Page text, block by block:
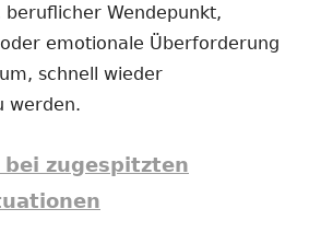
beruflicher Wendepunkt,
emotionale Überforderung
schnell wieder
werden.
zugespitzten